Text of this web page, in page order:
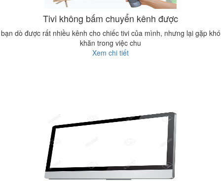
Tivi không bấm chuyển kênh được
bạn dò được rất nhiều kênh cho chiếc tivi của mình, nhưng lại gặp khó
khăn trong việc chu
Xem chi tiết